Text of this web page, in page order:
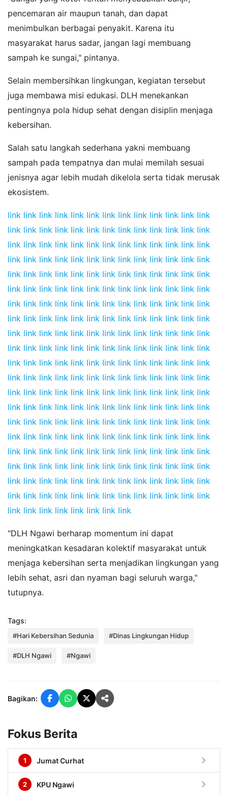
pencemaran air maupun tanah, dan dapat
menimbulkan berbagai penyakit. Karena itu
masyarakat harus sadar, jangan lagi membuang
sampah ke sungai," pintanya.
Selain membersihkan lingkungan, kegiatan tersebut
juga membawa misi edukasi. DLH menekankan
pentingnya pola hidup sehat dengan disiplin menjaga
kebersihan.
Salah satu langkah sederhana yakni membuang
sampah pada tempatnya dan mulai memilah sesuai
jenisnya agar lebih mudah dikelola serta tidak merusak
ekosistem.
link link link link link link link link link link link link link
link link link link link link link link link link link link link
link link link link link link link link link link link link link
link link link link link link link link link link link link link
link link link link link link link link link link link link link
link link link link link link link link link link link link link
link link link link link link link link link link link link link
link link link link link link link link link link link link link
link link link link link link link link link link link link link
link link link link link link link link link link link link link
link link link link link link link link link link link link link
link link link link link link link link link link link link link
link link link link link link link link link link link link link
link link link link link link link link link link link link link
link link link link link link link link link link link link link
link link link link link link link link link link link link link
link link link link link link link link link link link link link
link link link link link link link link link link link link link
link link link link link link link link link link link link link
link link link link link link link link link link link link link
link link link link link link link link
"DLH Ngawi berharap momentum ini dapat
meningkatkan kesadaran kolektif masyarakat untuk
menjaga kebersihan serta menjadikan lingkungan yang
lebih sehat, asri dan nyaman bagi seluruh warga,"
tutupnya.
Tags:
#Hari Kebersihan Sedunia #Dinas Lingkungan Hidup
#DLH Ngawi #Ngawi
Bagikan:
Fokus Berita
1 Jumat Curhat chevron_right
2 KPU Ngawi chevron_right